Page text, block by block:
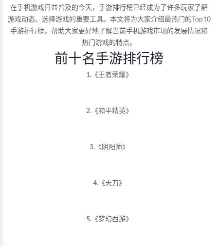
在手机游戏日益普及的今天，手游排行榜已经成为了许多玩家了解
游戏动态、选择游戏的重要工具。本文将为大家介绍最热门的Top10
手游排行榜，帮助大家更好地了解当前手机游戏市场的发展情况和
热门游戏的特点。
前十名手游排行榜
1.《王者荣耀》
2.《和平精英》
3.《阴阳师》
4.《天刀》
5.《梦幻西游》